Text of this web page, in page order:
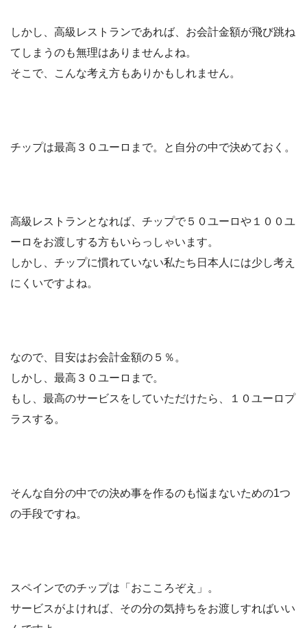
しかし、高級レストランであれば、お会計金額が飛び跳ね
てしまうのも無理はありませんよね。
そこで、こんな考え方もありかもしれません。
チップは最高３０ユーロまで。 と自分の中で決めておく。
高級レストランとなれば、チップで５０ユーロや１００ユ
ーロをお渡しする方もいらっしゃいます。
しかし、チップに慣れていない私たち日本人には少し考え
にくいですよね。
なので、 目安はお会計金額の５％ 。
しかし、 最高３０ユーロ まで。
もし、 最高のサービス をしていただけたら、
１０ユーロプ
ラスする。
そんな自分の中での決め事を作るのも悩まないための1つ
の手段ですね。
スペインでのチップは 「おこころぞえ」
。
サービスがよければ、その分の気持ちをお渡しすればいい